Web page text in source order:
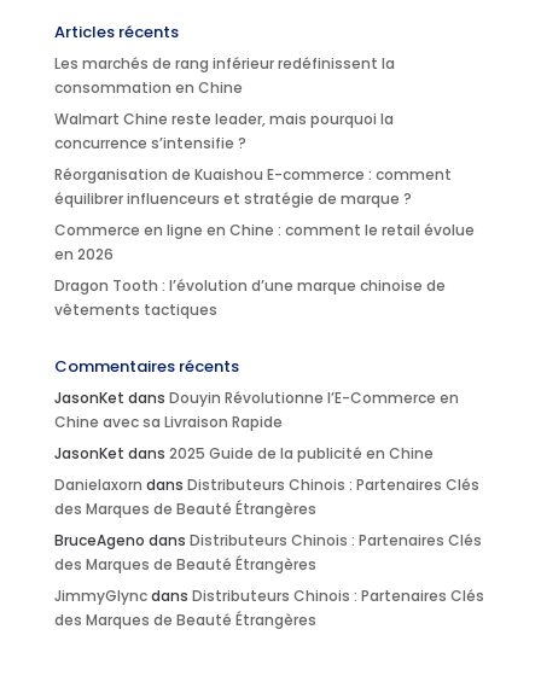
Articles récents
Les marchés de rang inférieur redéfinissent la
consommation en Chine
Walmart Chine reste leader, mais pourquoi la
concurrence s’intensifie ?
Réorganisation de Kuaishou E-commerce : comment
équilibrer influenceurs et stratégie de marque ?
Commerce en ligne en Chine : comment le retail évolue
en 2026
Dragon Tooth : l’évolution d’une marque chinoise de
vêtements tactiques
Commentaires récents
JasonKet dans Douyin Révolutionne l’E-Commerce en
Chine avec sa Livraison Rapide
JasonKet dans 2025 Guide de la publicité en Chine
Danielaxorn dans Distributeurs Chinois : Partenaires Clés
des Marques de Beauté Étrangères
BruceAgeno dans Distributeurs Chinois : Partenaires Clés
des Marques de Beauté Étrangères
JimmyGlyncdans Distributeurs Chinois : Partenaires Clés
des Marques de Beauté Étrangères